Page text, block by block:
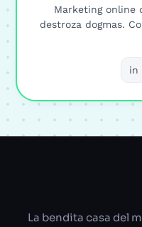
Marketing online
destroza dogmas.
in
La bendita casa del